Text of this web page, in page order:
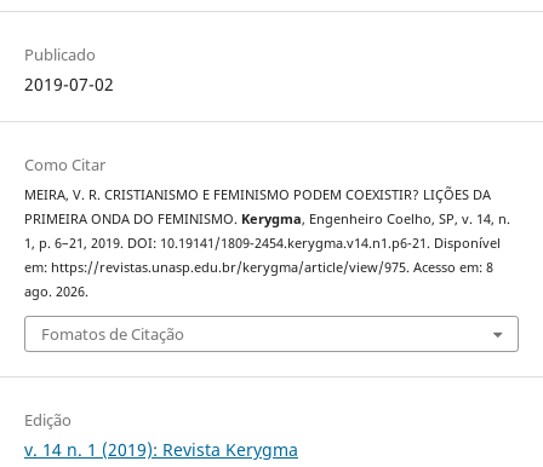
Publicado
2019-07-02
Como Citar
MEIRA, V. R. CRISTIANISMO E FEMINISMO PODEM COEXISTIR? LIÇÕES DA
PRIMEIRA ONDA DO FEMINISMO. Kerygma, Engenheiro Coelho, SP, v. 14, n.
1, p. 6–21, 2019. DOI: 10.19141/1809-2454.kerygma.v14.n1.p6-21. Disponível
em: https://revistas.unasp.edu.br/kerygma/article/view/975. Acesso em: 8
ago. 2026.
Fomatos de Citação
Edição
v. 14 n. 1 (2019): Revista Kerygma